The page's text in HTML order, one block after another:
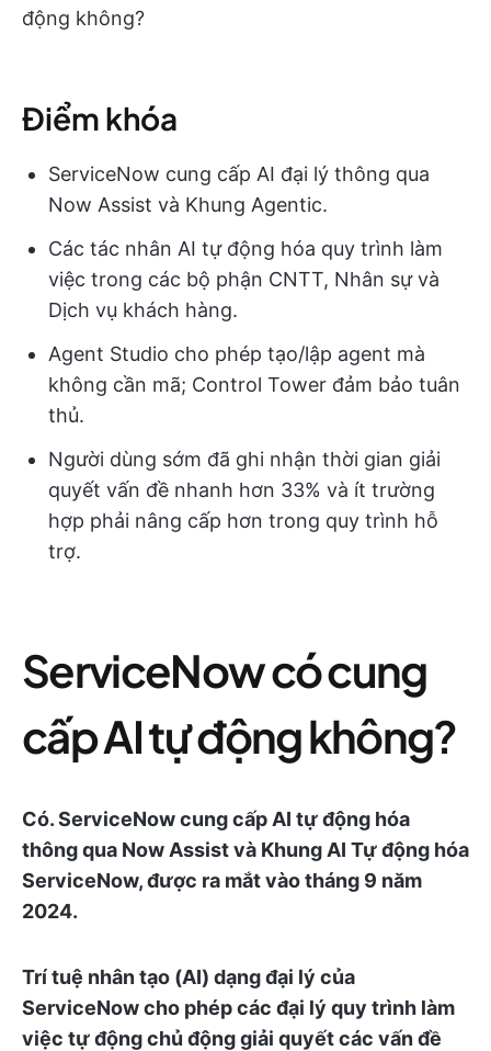
động không?
Điểm khóa
ServiceNow cung cấp AI đại lý thông qua
Now Assist và Khung Agentic.
Các tác nhân AI tự động hóa quy trình làm
việc trong các bộ phận CNTT, Nhân sự và
Dịch vụ khách hàng.
Agent Studio cho phép tạo/lập agent mà
không cần mã; Control Tower đảm bảo tuân
thủ.
Người dùng sớm đã ghi nhận thời gian giải
quyết vấn đề nhanh hơn 33% và ít trường
hợp phải nâng cấp hơn trong quy trình hỗ
trợ.
ServiceNow có cung
cấp AI tự động không?
Có. ServiceNow cung cấp AI tự động hóa
thông qua Now Assist và Khung AI Tự động hóa
ServiceNow, được ra mắt vào tháng 9 năm
2024.
Trí tuệ nhân tạo (AI) dạng đại lý của
ServiceNow cho phép các đại lý quy trình làm
việc tự động chủ động giải quyết các vấn đề